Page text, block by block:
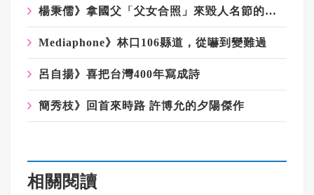
楊秉儒》拿國父「父女合照」來毀人名節的梗圖？！
Mediaphone》林口106縣道，從嚇到變難過
呂自揚》喜把台灣400年寫成詩
簡秀枝》回首來時路 許博允的夕陽傑作
相關閱讀